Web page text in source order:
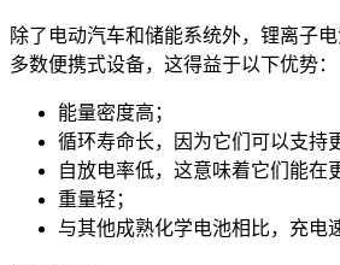
除了电动汽车和储能系统外，锂离子
多数便携式设备，这得益于以下优势：
能量密度高；
循环寿命长，因为它们可以支持
自放电率低，这意味着它们能在
重量轻；
与其他成熟化学电池相比，充电